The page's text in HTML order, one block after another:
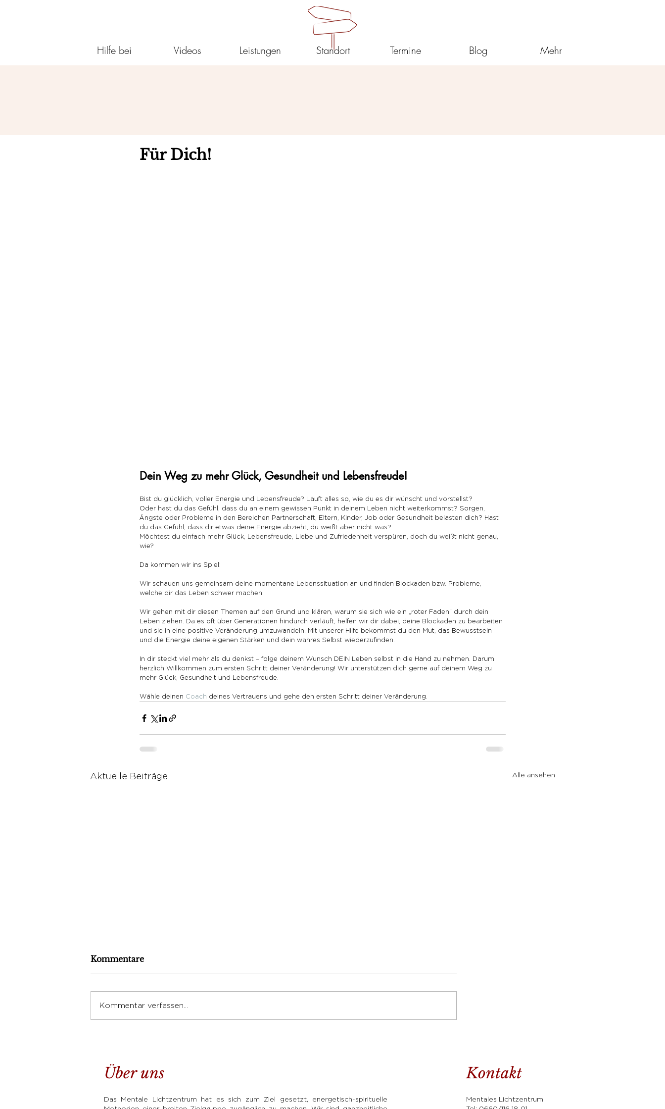
Hilfe bei Videos Leistungen Standort Termine Blog Mehr
Für Dich!
Dein Weg zu mehr Glück, Gesundheit und Lebensfreude!
Bist du glücklich, voller Energie und Lebensfreude? Läuft alles so, wie du es dir wünscht und vorstellst?
Oder hast du das Gefühl, dass du an einem gewissen Punkt in deinem Leben nicht weiterkommst? Sorgen,
Ängste oder Probleme in den Bereichen Partnerschaft, Eltern, Kinder, Job oder Gesundheit belasten dich? Hast
du das Gefühl, dass dir etwas deine Energie abzieht, du weißt aber nicht was?
Möchtest du einfach mehr Glück, Lebensfreude, Liebe und Zufriedenheit verspüren, doch du weißt nicht genau,
wie?
Da kommen wir ins Spiel:
Wir schauen uns gemeinsam deine momentane Lebenssituation an und finden Blockaden bzw. Probleme,
welche dir das Leben schwer machen.
Wir gehen mit dir diesen Themen auf den Grund und klären, warum sie sich wie ein „roter Faden“ durch dein
Leben ziehen. Da es oft über Generationen hindurch verläuft, helfen wir dir dabei, deine Blockaden zu bearbeiten
und sie in eine positive Veränderung umzuwandeln. Mit unserer Hilfe bekommst du den Mut, das Bewusstsein
und die Energie deine eigenen Stärken und dein wahres Selbst wiederzufinden.
In dir steckt viel mehr als du denkst – folge deinem Wunsch DEIN Leben selbst in die Hand zu nehmen. Darum
herzlich Willkommen zum ersten Schritt deiner Veränderung! Wir unterstützen dich gerne auf deinem Weg zu
mehr Glück, Gesundheit und Lebensfreude.
Wähle deinen Coach deines Vertrauens und gehe den ersten Schritt deiner Veränderung.
Aktuelle Beiträge Alle ansehen
Kommentare
Kommentar verfassen...
Über uns
Das Mentale Lichtzentrum hat es sich zum Ziel gesetzt, energetisch-spirituelle
Kontakt
Mentales Lichtzentrum